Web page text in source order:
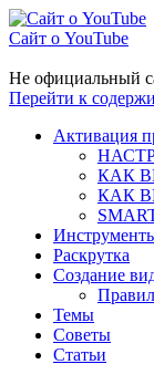
Сайт о YouTube
Не официальный
Перейти к
Активация
КАК
КАК
Раскрутка
Создание
Темы
Советы
Статьи